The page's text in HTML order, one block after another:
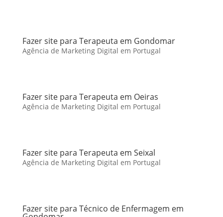
Fazer site para Terapeuta em Gondomar
Agência de Marketing Digital em Portugal
Fazer site para Terapeuta em Oeiras
Agência de Marketing Digital em Portugal
Fazer site para Terapeuta em Seixal
Agência de Marketing Digital em Portugal
Fazer site para Técnico de Enfermagem em